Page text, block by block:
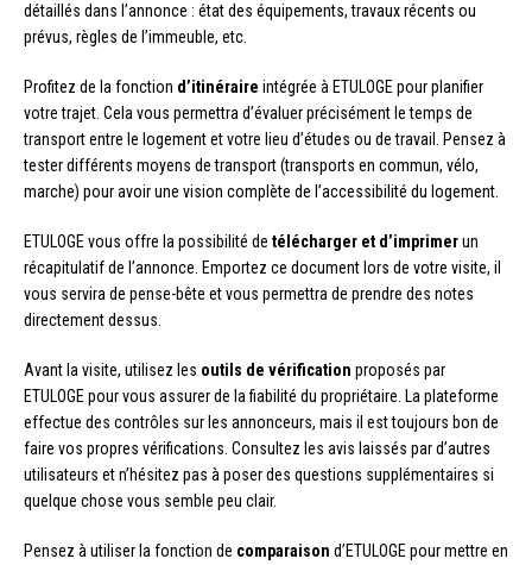
détaillés dans l’annonce : état des équipements, travaux récents ou
prévus, règles de l’immeuble, etc.
Profitez de la fonction d’itinéraire intégrée à ETULOGE pour planifier
votre trajet. Cela vous permettra d’évaluer précisément le temps de
transport entre le logement et votre lieu d’études ou de travail. Pensez à
tester différents moyens de transport (transports en commun, vélo,
marche) pour avoir une vision complète de l’accessibilité du logement.
ETULOGE vous offre la possibilité de télécharger et d’imprimerun
récapitulatif de l’annonce. Emportez ce document lors de votre visite, il
vous servira de pense-bête et vous permettra de prendre des notes
directement dessus.
Avant la visite, utilisez les outils de vérification proposés par
ETULOGE pour vous assurer de la fiabilité du propriétaire. La plateforme
effectue des contrôles sur les annonceurs, mais il est toujours bon de
faire vos propres vérifications. Consultez les avis laissés par d’autres
utilisateurs et n’hésitez pas à poser des questions supplémentaires si
quelque chose vous semble peu clair.
Pensez à utiliser la fonction de comparaison d’ETULOGE pour mettre en